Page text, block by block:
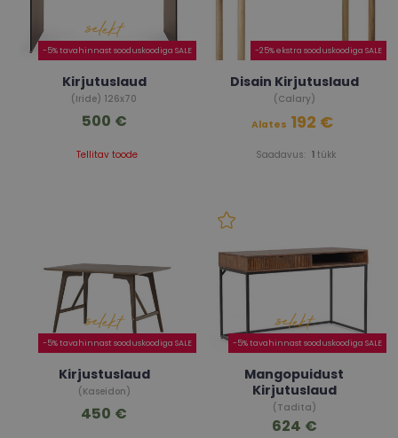
-5% tavahinnast sooduskoodiga SALE
Kirjutuslaud
(Iride) 126x70
Tellitav toode
500 €
-25% ekstra sooduskoodiga SALE
Disain Kirjutuslaud
(Calary)
Saadavus: 1tükk
Alates 192 €
-5% tavahinnast sooduskoodiga SALE
Kirjustuslaud
(Kaseidon)
450 €
-5% tavahinnast sooduskoodiga SALE
Mangopuidust
Kirjutuslaud
(Tadita)
624 €